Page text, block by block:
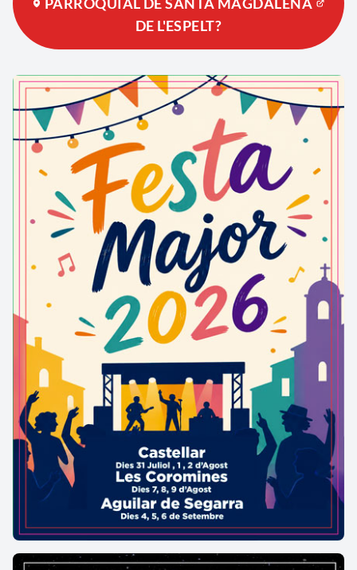
PARROQUIAL DE SANTA MAGDALENA
DE L'ESPELT?